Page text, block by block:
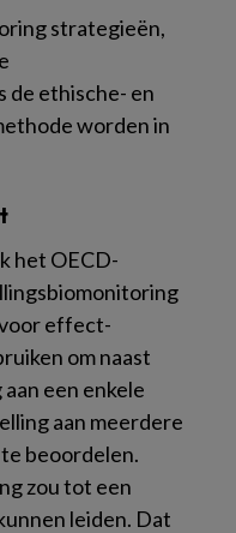
strategieën,
de ethische- en
worden in
het OECD-
effect-
om naast
een enkele
aan meerdere
beoordelen.
zou tot een
leiden. Dat